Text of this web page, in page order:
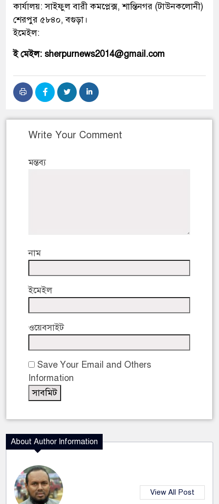
কার্যালয়: সাইফুল বারী কমপ্লেক্স, শান্তিনগর (টাউনকলোনী)
শেরপুর ৫৮৪০, বগুড়া।
ইমেইল:
ই মেইল: sherpurnews2014@gmail.com
Write Your Comment
মন্তব্য
নাম
ইমেইল
ওয়েবসাইট
Save Your Email and Others
Information
About Author Information
View All Post